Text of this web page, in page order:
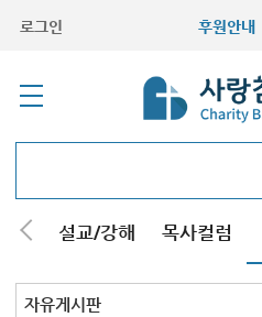
로그인 후원안내
내 설교/강해 목사컬럼
최근등록자료
자유게시판